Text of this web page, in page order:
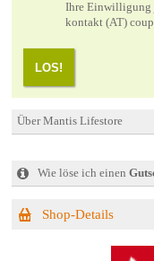
Ihre Einwilligung
kontakt (AT)
LOS!
Über Mantis Lifestore
Wie löse ich einen
Shop-Details